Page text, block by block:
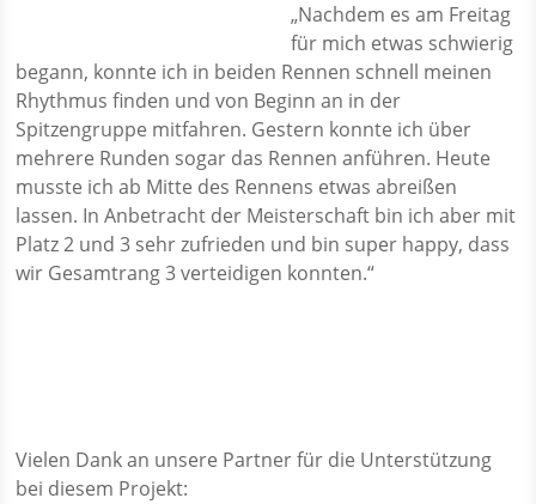
„Nachdem es am Freitag
für mich etwas schwierig
begann, konnte ich in beiden Rennen schnell meinen
Rhythmus finden und von Beginn an in der
Spitzengruppe mitfahren. Gestern konnte ich über
mehrere Runden sogar das Rennen anführen. Heute
musste ich ab Mitte des Rennens etwas abreißen
lassen. In Anbetracht der Meisterschaft bin ich aber mit
Platz 2 und 3 sehr zufrieden und bin super happy, dass
wir Gesamtrang 3 verteidigen konnten.“
Vielen Dank an unsere Partner für die Unterstützung
bei diesem Projekt: